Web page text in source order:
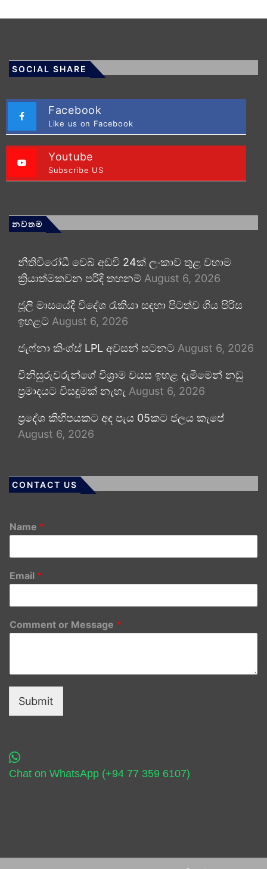
SOCIAL SHARE
Facebook
Like us on Facebook
Youtube
Subscribe US
නවතම
නීතිවිරෝධී වෙබ් අඩවි 24ක් ලංකාව තුළ වහාම
ක්‍රියාත්මකවන පරිදි තහනම් August 6, 2026
ජූලි මාසයේදී විදේශ රැකියා සඳහා පිටත්ව ගිය පිරිස
ඉහළට August 6, 2026
ජැෆ්නා කිංග්ස් LPL අවසන් සටනට August 6, 2026
විනිසුරුවරුන්ගේ විශ්‍රාම වයස ඉහළ දැමීමෙන් නඩු
ප්‍රමාදයට විසඳුමක් නැහැ August 6, 2026
ප්‍රදේශ කිහිපයකට අද පැය 05කට ජලය කැපේ
August 6, 2026
CONTACT US
Name *
Email *
Comment or Message *
Submit
Chat on WhatsApp (+94 77 359 6107)